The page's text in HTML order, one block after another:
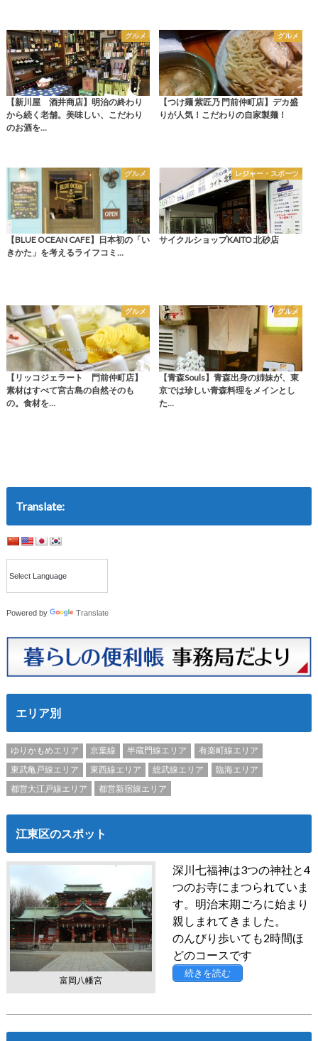
グルメ
【新川屋 酒井商店】明治の終わり
から続く老舗。美味しい、こだわり
のお酒を…
グルメ
【つけ麺 紫匠乃 門前仲町店】デカ盛
りが人気！こだわりの自家製麺！
グルメ
【BLUE OCEAN CAFE】日本初の「い
きかた」を考えるライフコミ…
レジャー・スポーツ
サイクルショップKAITO 北砂店
グルメ
【リッコジェラート 門前仲町店】
素材はすべて宮古島の自然そのも
の。食材を…
グルメ
【青森Souls】青森出身の姉妹が、東
京では珍しい青森料理をメインとし
た…
Translate:
Powered by Translate
エリア別
ゆりかもめエリア 京葉線 半蔵門線エリア
有楽町線エリア
東武亀戸線エリア
東西線エリア 総武線エリア
臨海エリア
都営大江戸線エリア
都営新宿線エリア
江東区のスポット
富岡八幡宮
深川七福神は3つの神社と4
つのお寺にまつられていま
す。明治末期ごろに始まり
親しまれてきました。
のんびり歩いても2時間ほ
どのコースです
続きを読む